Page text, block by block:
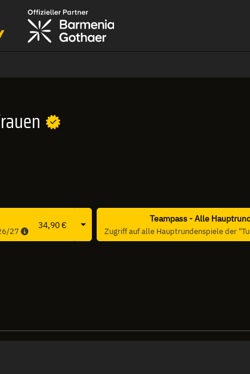
27
34,90 € Weitere Produkte Teampass - Alle
Zugriff auf alle Hauptrundenspiele der